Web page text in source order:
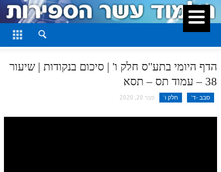
סגור
חלק ב
חלק ג
הדף היומי בתע"ס חלק ו' | סיכום בנקודות | שיעור
38 – עמוד תס – תסא
סבב -ד' חלק ו' פבר 20, 2020